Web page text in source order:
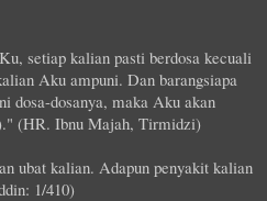
setiap kalian pasti berdosa kecuali
Aku ampuni. Dan barangsiapa
dosa-dosanya, maka Aku akan
(HR. Ibnu Majah, Tirmidzi)
ubat kalian. Adapun penyakit kalian
1/410)